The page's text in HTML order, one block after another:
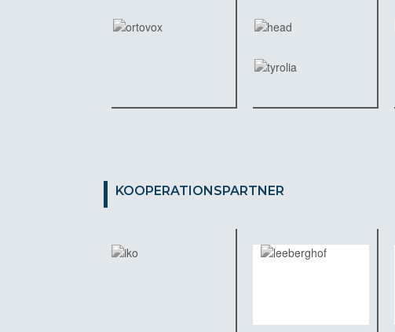
KOOPERATIONSPARTNER